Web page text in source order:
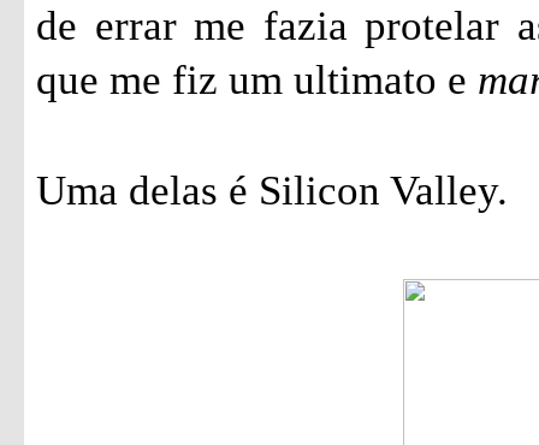
de errar me fazia protelar
que me fiz um ultimato e
Uma delas é Silicon Valley.